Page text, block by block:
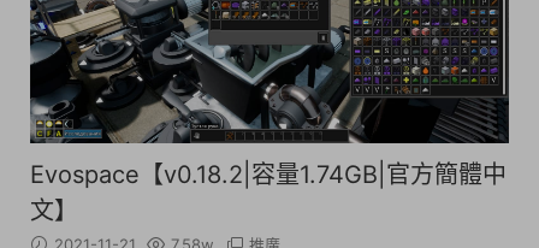
Evospace【v0.18.2|容量1.74GB|官方簡體中
文】
2021-11-21 7.58w 推廣